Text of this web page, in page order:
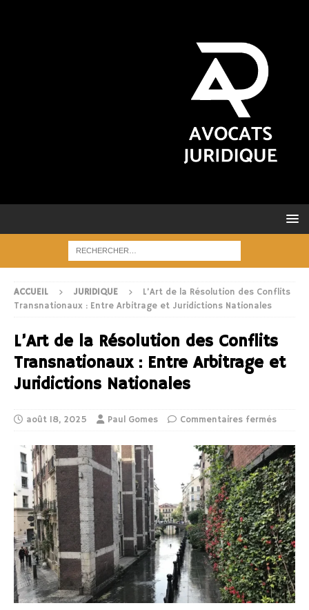
ACCUEIL JURIDIQUE
L’Art de la Résolution des Conflits
Transnationaux : Entre Arbitrage et Juridictions Nationales
L’Art de la Résolution des Conflits
Transnationaux : Entre Arbitrage et
Juridictions Nationales
août 18, 2025 Paul Gomes Commentaires fermés